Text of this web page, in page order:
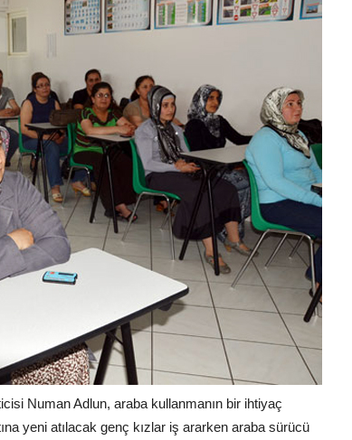
Numan Adlun, araba kullanmanın bir ihtiyaç
yeni atılacak genç kızlar iş ararken araba sürücü